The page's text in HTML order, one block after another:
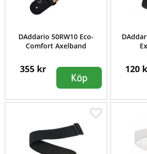
DAddario 50RW10 Eco-
Comfort Axelband
355 kr
Köp
120